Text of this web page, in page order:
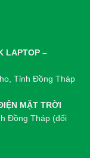
LAPTOP –
Tỉnh Đồng Tháp
MẶT TRỜI
Đồng Tháp (đối